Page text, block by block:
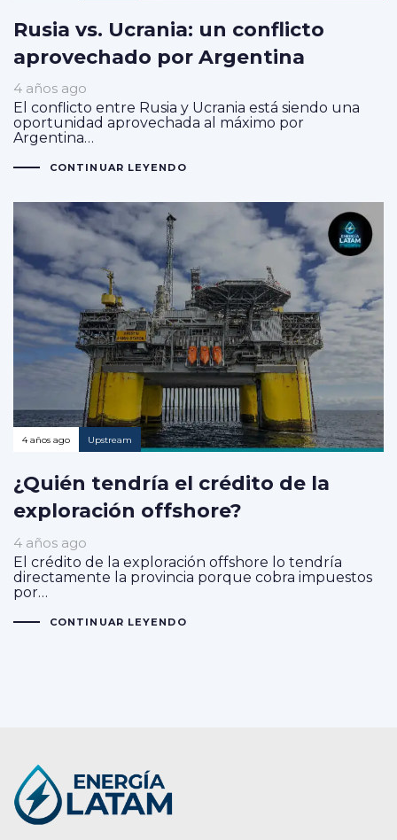
Rusia vs. Ucrania: un conflicto
aprovechado por Argentina
4 años ago
El conflicto entre Rusia y Ucrania está siendo una
oportunidad aprovechada al máximo por
Argentina…
CONTINUAR LEYENDO
4 años ago Upstream
¿Quién tendría el crédito de la
exploración offshore?
4 años ago
El crédito de la exploración offshore lo tendría
directamente la provincia porque cobra impuestos
por…
CONTINUAR LEYENDO